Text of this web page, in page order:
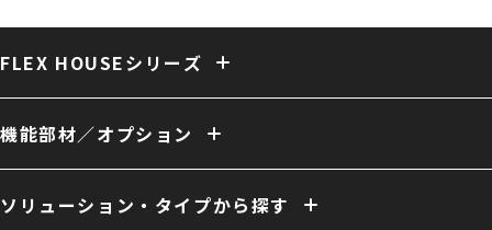
FLEX HOUSEシリーズ
固定式テント倉庫 大型固定式テント倉庫
伸縮式テント倉庫
保冷・保温テント倉庫
多用途 膜構造建築
機能部材／オプション
開口／出入口 庇／側面開口 雨樋 電動シャッター
外壁
換気
ファン 照明 室内床 クレーン
ソリューション・タイプから探す